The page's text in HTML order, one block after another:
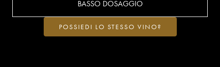
BASSO DOSAGGIO
POSSIEDI LO STESSO VINO?